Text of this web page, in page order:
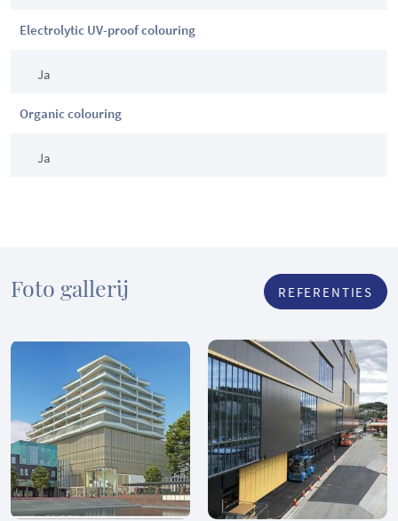
Electrolytic UV-proof colouring
Ja
Organic colouring
Ja
Foto gallerij REFERENTIES